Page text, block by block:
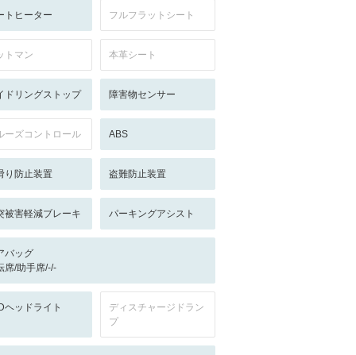
トヒーター フルフラットシート
トマン 本革シート
ドリングストップ 障害物センサー
ーズコントロール ABS
り防止装置 盗難防止装置
被害軽減ブレーキ パーキングアシスト
バッグ
席/助手席/-/-
ヘッドライト
ディスチャージドラン
プ